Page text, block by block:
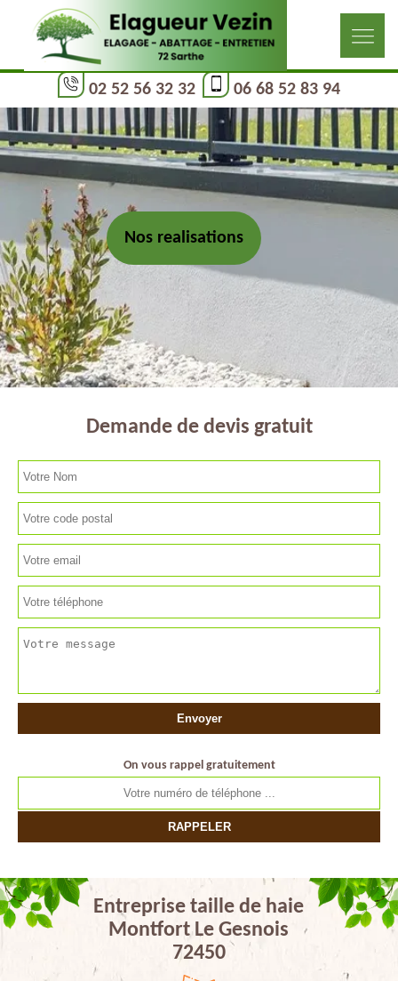
02 52 56 32 32 06 68 52 83 94
Nos realisations
Demande de devis gratuit
On vous rappel gratuitement
Entreprise taille de haie
Montfort Le Gesnois
72450